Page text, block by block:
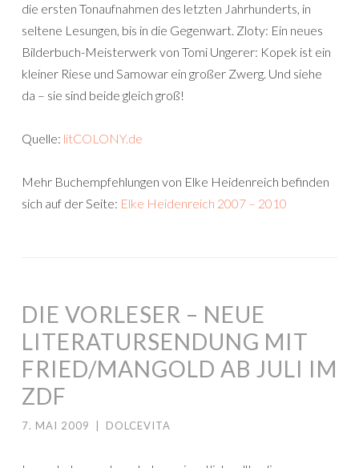
die ersten Tonaufnahmen des letzten Jahrhunderts, in
seltene Lesungen, bis in die Gegenwart. Zloty: Ein neues
Bilderbuch-Meisterwerk von Tomi Ungerer: Kopek ist ein
kleiner Riese und Samowar ein großer Zwerg. Und siehe
da – sie sind beide gleich groß!
Quelle: litCOLONY.de
Mehr Buchempfehlungen von Elke Heidenreich befinden
sich auf der Seite: Elke Heidenreich 2007 – 2010
DIE VORLESER – NEUE
LITERATURSENDUNG MIT
FRIED/MANGOLD AB JULI IM
ZDF
7. MAI 2009 DOLCEVITA